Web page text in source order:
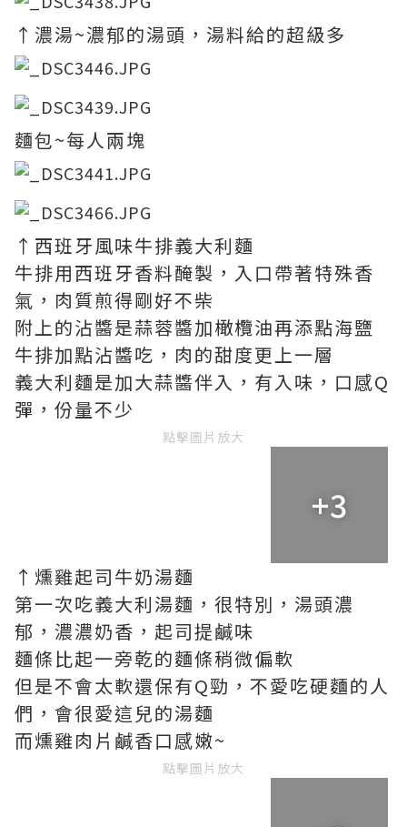
↑濃湯~濃郁的湯頭，湯料給的超級多
麵包~每人兩塊
↑西班牙風味牛排義大利麵
牛排用西班牙香料醃製，入口帶著特殊香
氣，肉質煎得剛好不柴
附上的沾醬是蒜蓉醬加橄欖油再添點海鹽
牛排加點沾醬吃，肉的甜度更上一層
義大利麵是加大蒜醬伴入，有入味，口感Q
彈，份量不少
點擊圖片放大
+3
↑燻雞起司牛奶湯麵
第一次吃義大利湯麵，很特別，湯頭濃
郁，濃濃奶香，起司提鹹味
麵條比起一旁乾的麵條稍微偏軟
但是不會太軟還保有Q勁，不愛吃硬麵的人
們，會很愛這兒的湯麵
而燻雞肉片鹹香口感嫩~
點擊圖片放大